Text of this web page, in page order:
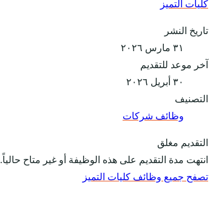
كليات التميز
تاريخ النشر
٣١ مارس ٢٠٢٦
آخر موعد للتقديم
٣٠ أبريل ٢٠٢٦
التصنيف
وظائف شركات
التقديم مغلق
انتهت مدة التقديم على هذه الوظيفة أو غير متاح حالياً.
تصفح جميع وظائف كليات التميز